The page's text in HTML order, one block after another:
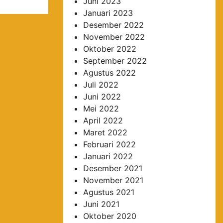
Januari 2023
Desember 2022
November 2022
Oktober 2022
September 2022
Agustus 2022
Juli 2022
Juni 2022
Mei 2022
April 2022
Maret 2022
Februari 2022
Januari 2022
Desember 2021
November 2021
Agustus 2021
Juni 2021
Oktober 2020